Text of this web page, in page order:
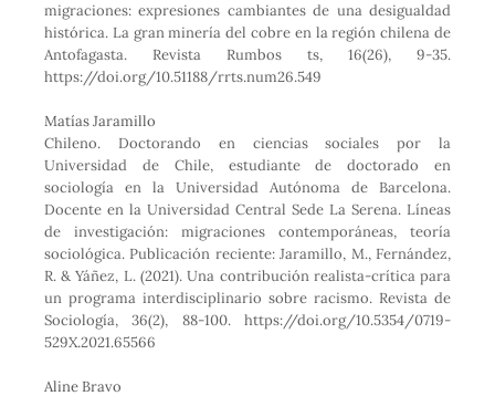
migraciones: expresiones cambiantes de una desigualdad
histórica. La gran minería del cobre en la región chilena de
Antofagasta. Revista Rumbos ts, 16(26), 9-35.
https://doi.org/10.51188/rrts.num26.549
Matías Jaramillo
Chileno. Doctorando en ciencias sociales por la
Universidad de Chile, estudiante de doctorado en
sociología en la Universidad Autónoma de Barcelona.
Docente en la Universidad Central Sede La Serena. Líneas
de investigación: migraciones contemporáneas, teoría
sociológica. Publicación reciente: Jaramillo, M., Fernández,
R. & Yáñez, L. (2021). Una contribución realista-crítica para
un programa interdisciplinario sobre racismo. Revista de
Sociología, 36(2), 88-100. https://doi.org/10.5354/0719-
529X.2021.65566
Aline Bravo